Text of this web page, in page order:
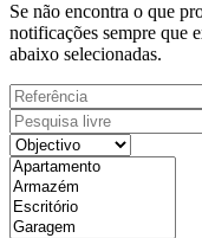
Se não encontra o que
notificações sempre que
abaixo selecionadas.